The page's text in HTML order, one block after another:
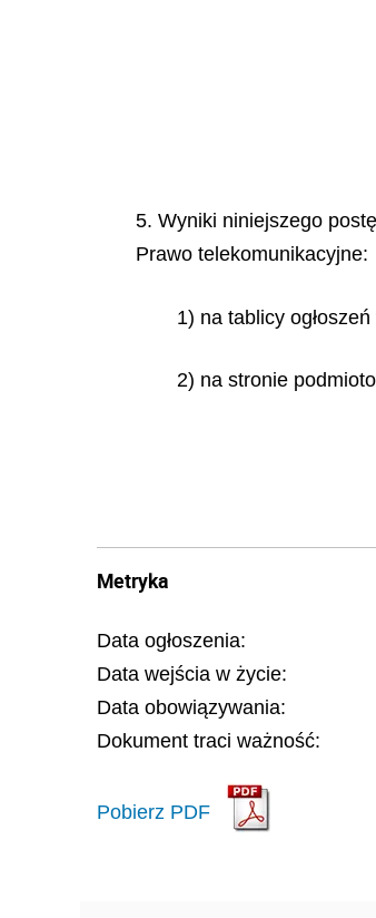
5. Wyniki niniejszego
Prawo telekomunikacyjne:
1) na tablicy
2) na stronie
Metryka
Data ogłoszenia:
Data wejścia w życie:
Data obowiązywania:
Dokument traci ważność:
Pobierz PDF